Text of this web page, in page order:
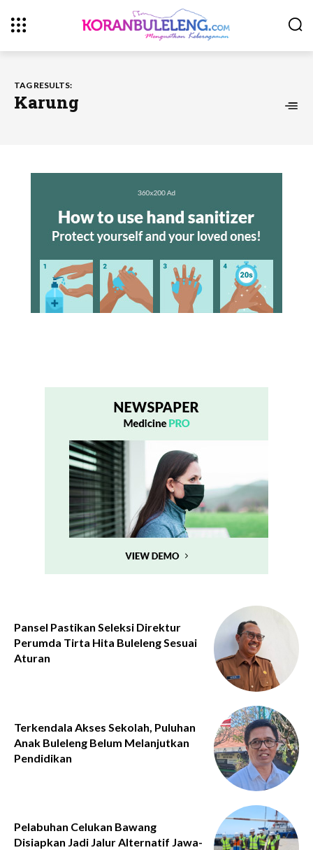
TAG RESULTS:
Karung
Pansel Pastikan Seleksi Direktur
Perumda Tirta Hita Buleleng Sesuai
Aturan
Terkendala Akses Sekolah, Puluhan
Anak Buleleng Belum Melanjutkan
Pendidikan
Pelabuhan Celukan Bawang
Disiapkan Jadi Jalur Alternatif Jawa-